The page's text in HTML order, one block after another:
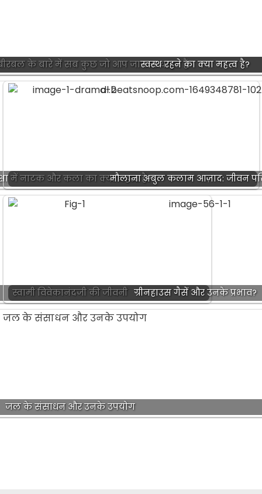
के बारे में सब कुछ जो आप जानना चाहते हैंस्वस्थ रहने का क्या महत्व है?
में नाटक और कला का क्या महत्व है?मौलाना अबुल कलाम आज़ाद: जीवन
स्वामी विवेकानंदजी की जीवनी ग्रीनहाउस गैसें और उनके प्रभाव?
जल के संसाधन और उनके उपयोग